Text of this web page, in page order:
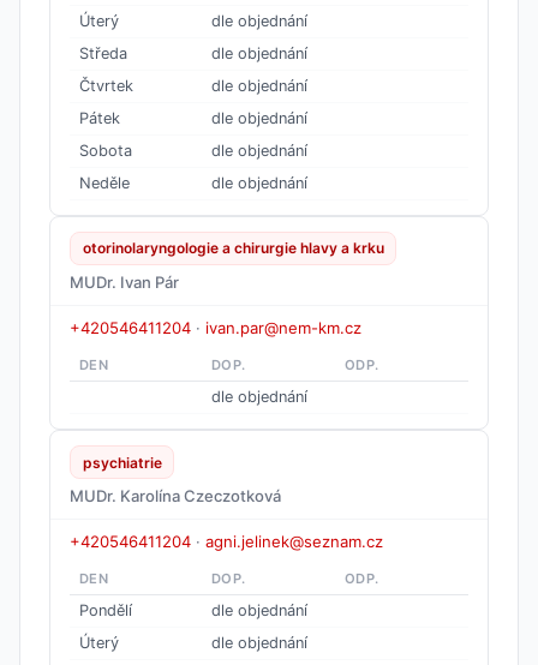
Úterý
dle objednání
Středa
dle objednání
Čtvrtek
dle objednání
Pátek
dle objednání
Sobota
dle objednání
Neděle
dle objednání
otorinolaryngologie a chirurgie hlavy a krku
MUDr. Ivan Pár
+420546411204 · ivan.par@nem-km.cz
DEN DOP. ODP.
dle objednání
psychiatrie
MUDr. Karolína Czeczotková
+420546411204 · agni.jelinek@seznam.cz
DEN DOP. ODP.
Pondělí
dle objednání
Úterý
dle objednání